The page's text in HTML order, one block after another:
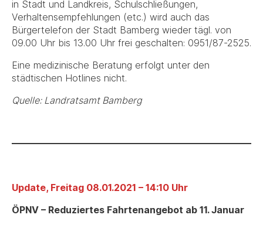
in Stadt und Landkreis, Schulschließungen,
Verhaltensempfehlungen (etc.) wird auch das
Bürgertelefon der Stadt Bamberg wieder tägl. von
09.00 Uhr bis 13.00 Uhr frei geschalten: 0951/87-2525.
Eine medizinische Beratung erfolgt unter den
städtischen Hotlines nicht.
Quelle: Landratsamt Bamberg
Update, Freitag 08.01.2021 – 14:10 Uhr
ÖPNV – Reduziertes Fahrtenangebot ab 11. Januar